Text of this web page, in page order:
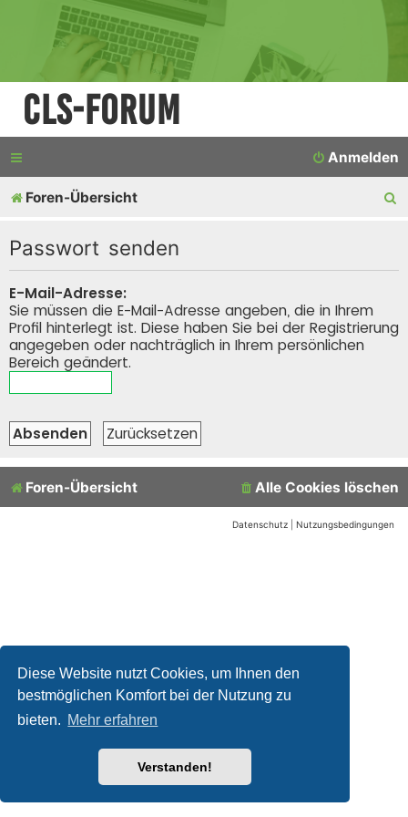
Diese Website nutzt Cookies, um Ihnen den
bestmöglichen Komfort bei der Nutzung zu
bieten. Mehr erfahren
Verstanden!
CLS-Forum
Anmelden
Foren-Übersicht
Passwort senden
E-Mail-Adresse:
Sie müssen die E-Mail-Adresse angeben, die in Ihrem
Profil hinterlegt ist. Diese haben Sie bei der Registrierung
angegeben oder nachträglich in Ihrem persönlichen
Bereich geändert.
Foren-Übersicht Alle Cookies löschen
Datenschutz Nutzungsbedingungen